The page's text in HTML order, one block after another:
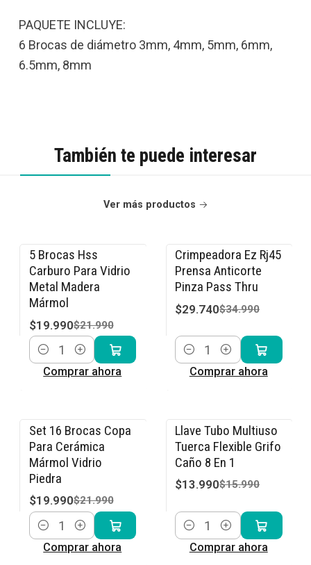
PAQUETE INCLUYE:
6 Brocas de diámetro 3mm, 4mm, 5mm, 6mm,
6.5mm, 8mm
También te puede interesar
Ver más productos
-9% OFF
5 Brocas Hss
Carburo Para Vidrio
Metal Madera
Mármol
$19.990$21.990
Cantidad
Comprar ahora
-15% OFF
Crimpeadora Ez Rj45
Prensa Anticorte
Pinza Pass Thru
$29.740$34.990
Cantidad
Comprar ahora
-9% OFF
Set 16 Brocas Copa
Para Cerámica
Mármol Vidrio
Piedra
$19.990$21.990
Cantidad
Comprar ahora
-13% OFF
Llave Tubo Multiuso
Tuerca Flexible Grifo
Caño 8 En 1
$13.990$15.990
Cantidad
Comprar ahora